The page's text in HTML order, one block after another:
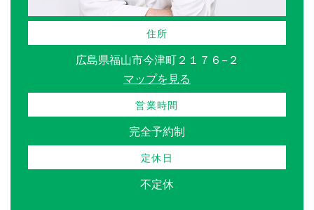
住所
広島県福山市今津町２１７６−２
マップを見る
営業時間
完全予約制
定休日
不定休